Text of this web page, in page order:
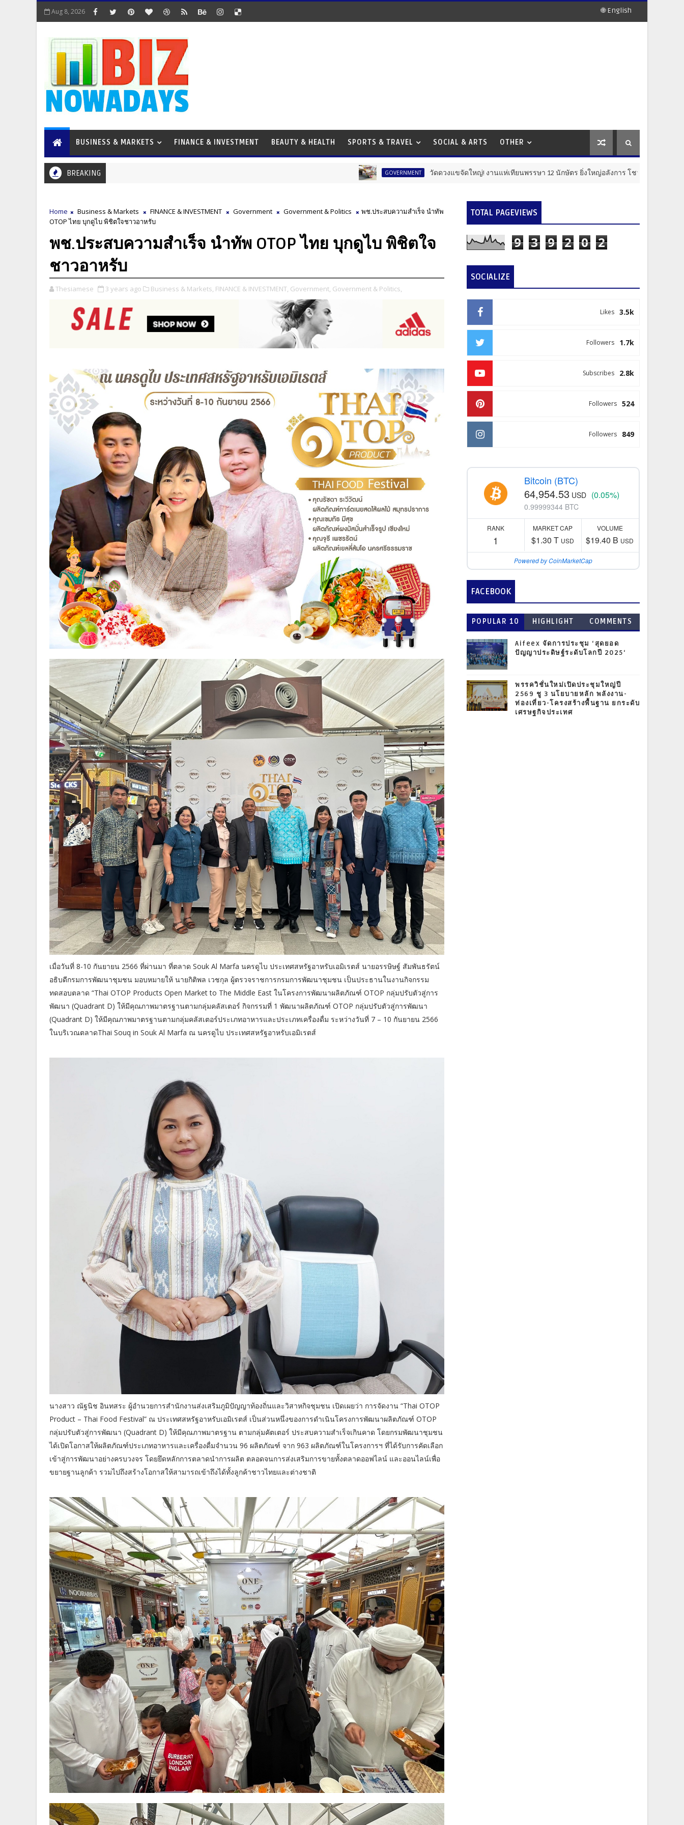
Aug 8, 2026 🌐 English
BUSINESS & MARKETS FINANCE & INVESTMENT BEAUTY & HEALTH SPORTS & TRAVEL SOCIAL & ARTS OTHER
BREAKING GOVERNMENT วัดดวงแขจัดใหญ่! งานแห่เทียนพรรษา 12 นักษัตร ยิ่งใหญ่อลังการ โชว์ไฮไลต์ "เรือพระที่นั่งสุพ
Home Business & Markets FINANCE & INVESTMENT Government Government & Politics
พช.ประสบความสำเร็จ นำทัพ
OTOP ไทย บุกดูไบ พิชิตใจชาวอาหรับ
พช.ประสบความสำเร็จ นำทัพ OTOP ไทย บุกดูไบ พิชิตใจ
ชาวอาหรับ
Thesiamese 3 years ago Business & Markets, FINANCE & INVESTMENT, Government, Government & Politics,
เมื่อวันที่ 8-10 กันยายน 2566 ที่ผ่านมา ที่ตลาด Souk Al Marfa นครดูไบ ประเทศสหรัฐอาหรับเอมิเรตส์ นายอรรษิษฐ์ สัมพันธรัตน์
อธิบดีกรมการพัฒนาชุมชน มอบหมายให้ นายกิติพล เวชกุล ผู้ตรวจราชการกรมการพัฒนาชุมชน เป็นประธานในงานกิจกรรม
ทดสอบตลาด “Thai OTOP Products Open Market to The Middle East ในโครงการพัฒนาผลิตภัณฑ์ OTOP กลุ่มปรับตัวสู่การ
พัฒนา (Quadrant D) ให้มีคุณภาพมาตรฐานตามกลุ่มคลัสเตอร์ กิจกรรมที่ 1 พัฒนาผลิตภัณฑ์ OTOP กลุ่มปรับตัวสู่การพัฒนา
(Quadrant D) ให้มีคุณภาพมาตรฐานตามกลุ่มคลัสเตอร์ประเภทอาหารและประเภทเครื่องดื่ม ระหว่างวันที่ 7 – 10 กันยายน 2566
ในบริเวณตลาดThai Souq in Souk Al Marfa ณ นครดูไบ ประเทศสหรัฐอาหรับเอมิเรตส์
นางสาว ณัฐนิช อินทสระ ผู้อำนวยการสำนักงานส่งเสริมภูมิปัญญาท้องถิ่นและวิสาหกิจชุมชน เปิดเผยว่า การจัดงาน “Thai OTOP
Product – Thai Food Festival” ณ ประเทศสหรัฐอาหรับเอมิเรตส์ เป็นส่วนหนึ่งของการดำเนินโครงการพัฒนาผลิตภัณฑ์ OTOP
กลุ่มปรับตัวสู่การพัฒนา (Quadrant D) ให้มีคุณภาพมาตรฐาน ตามกลุ่มคัตเตอร์ ประสบความสำเร็จเกินคาด โดยกรมพัฒนาชุมชน
ได้เปิดโอกาสให้ผลิตภัณฑ์ประเภทอาหารและเครื่องดื่มจำนวน 96 ผลิตภัณฑ์ จาก 963 ผลิตภัณฑ์ในโครงการฯ ที่ได้รับการคัดเลือก
เข้าสู่การพัฒนาอย่างครบวงจร โดยยึดหลักการตลาดนำการผลิต ตลอดจนการส่งเสริมการขายทั้งตลาดออฟไลน์ และออนไลน์เพื่อ
ขยายฐานลูกค้า รวมไปถึงสร้างโอกาสให้สามารถเข้าถึงได้ทั้งลูกค้าชาวไทยและต่างชาติ
TOTAL PAGEVIEWS
9 3 9 2 0 2
SOCIALIZE
3.5k
Likes
1.7k
Followers
2.8k
Subscribes
524
Followers
849
Followers
Bitcoin (BTC)
64,954.53 USD (0.05%)
0.99999344 BTC
RANK
1
MARKET CAP
$1.30 T USD
VOLUME
$19.40 B USD
Powered by CoinMarketCap
FACEBOOK
POPULAR 10 HIGHLIGHT COMMENTS
Aifeex จัดการประชุม ‘สุดยอด
ปัญญาประดิษฐ์ระดับโลกปี 2025‘
พรรควิชั่นใหม่เปิดประชุมใหญ่ปี
2569 ชู 3 นโยบายหลัก พลังงาน-
ท่องเที่ยว-โครงสร้างพื้นฐาน ยกระดับ
เศรษฐกิจประเทศ